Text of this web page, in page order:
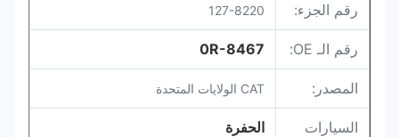
رقم الجزء: 127-8220
رقم الـ OE: 0R-8467
المصدر: CAT الولايات المتحدة
السيارات الحفرة